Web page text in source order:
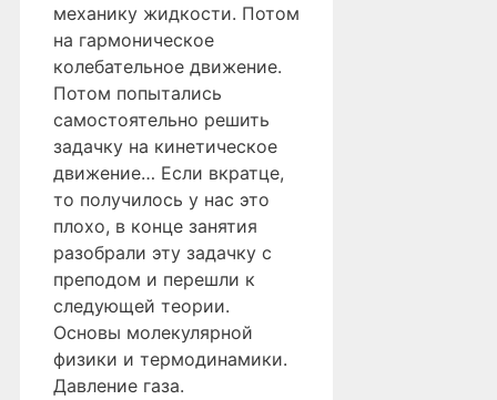
механику жидкости. Потом
на гармоническое
колебательное движение.
Потом попытались
самостоятельно решить
задачку на кинетическое
движение… Если вкратце,
то получилось у нас это
плохо, в конце занятия
разобрали эту задачку с
преподом и перешли к
следующей теории.
Основы молекулярной
физики и термодинамики.
Давление газа.